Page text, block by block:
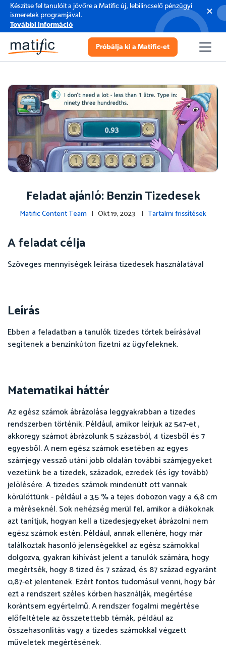
Készítse fel tanulóit a jövőre a Matific új, lebilincselő pénzügyi
ismeretek programjával.
További információ
Próbálja ki a Matific-et
Feladat ajánló: Benzin Tizedesek
Matific Content Team | Okt 19, 2023 | Tartalmi frissítések
A feladat célja
Szöveges mennyiségek leírása tizedesek használatával
Leírás
Ebben a feladatban a tanulók tizedes törtek beírásával
segítenek a benzinkúton fizetni az ügyfeleknek.
Matematikai háttér
Az egész számok ábrázolása leggyakrabban a tizedes
rendszerben történik. Például, amikor leírjuk az 547-et ,
akkoregy számot ábrázolunk 5 százasból, 4 tízesből és 7
egyesből. A nem egész számok esetében az egyes
számjegy vessző utáni jobb oldalán további számjegyeket
vezetünk be a tizedek, századok, ezredek (és így tovább)
jelölésére. A tizedes számok mindenütt ott vannak
körülöttünk - például a 3,5 % a tejes dobozon vagy a 6,8 cm
a méréseknél. Sok nehézség merül fel, amikor a diákoknak
azt tanítjuk, hogyan kell a tizedesjegyeket ábrázolni nem
egész számok estén. Például, annak ellenére, hogy már
találkoztak hasonló jelenségekkel az egész számokkal
dolgozva, gyakran kihívást jelent a tanulók számára, hogy
megértsék, hogy 8 tized és 7 század, és 87 század egyaránt
0,87-et jelentenek. Ezért fontos tudomásul venni, hogy bár
ezt a rendszert széles körben használják, megértése
korántsem egyértelmű. A rendszer fogalmi megértése
előfeltétele az összetettebb témák, például az
összehasonlítás vagy a tizedes számokkal végzett
műveletek megértésének.